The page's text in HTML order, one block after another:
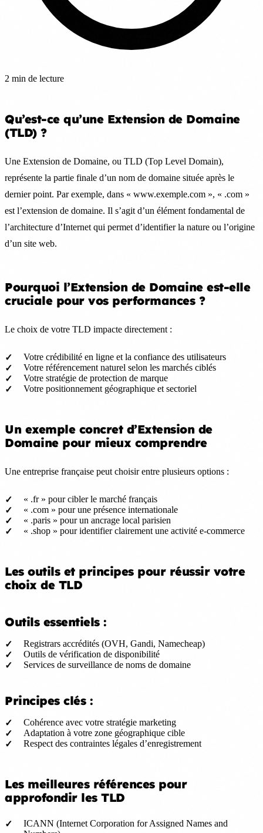
2 min de lecture
Qu’est-ce qu’une Extension de Domaine
(TLD) ?
Une Extension de Domaine, ou TLD (Top Level Domain),
représente la partie finale d’un nom de domaine située après le
dernier point. Par exemple, dans « www.exemple.com », « .com »
est l’extension de domaine. Il s’agit d’un élément fondamental de
l’architecture d’Internet qui permet d’identifier la nature ou l’origine
d’un site web.
Pourquoi l’Extension de Domaine est-elle
cruciale pour vos performances ?
Le choix de votre TLD impacte directement :
Votre crédibilité en ligne et la confiance des utilisateurs
Votre référencement naturel selon les marchés ciblés
Votre stratégie de protection de marque
Votre positionnement géographique et sectoriel
Un exemple concret d’Extension de
Domaine pour mieux comprendre
Une entreprise française peut choisir entre plusieurs options :
« .fr » pour cibler le marché français
« .com » pour une présence internationale
« .paris » pour un ancrage local parisien
« .shop » pour identifier clairement une activité e-commerce
Les outils et principes pour réussir votre
choix de TLD
Outils essentiels :
Registrars accrédités (OVH, Gandi, Namecheap)
Outils de vérification de disponibilité
Services de surveillance de noms de domaine
Principes clés :
Cohérence avec votre stratégie marketing
Adaptation à votre zone géographique cible
Respect des contraintes légales d’enregistrement
Les meilleures références pour
approfondir les TLD
ICANN (Internet Corporation for Assigned Names and